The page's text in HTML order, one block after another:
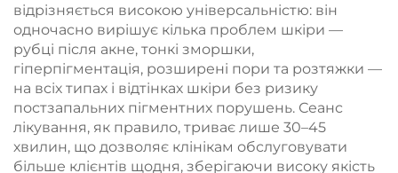
відрізняється високою універсальністю: він
одночасно вирішує кілька проблем шкіри —
рубці після акне, тонкі зморшки,
гіперпігментація, розширені пори та розтяжки —
на всіх типах і відтінках шкіри без ризику
постзапальних пігментних порушень. Сеанс
лікування, як правило, триває лише 30–45
хвилин, що дозволяє клінікам обслуговувати
більше клієнтів щодня, зберігаючи високу якість